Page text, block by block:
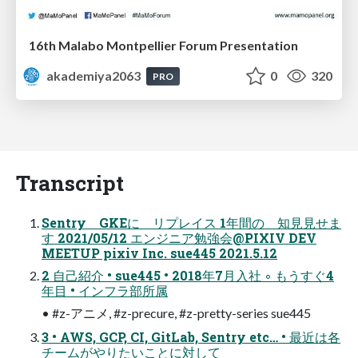
16th Malabo Montpellier Forum Presentation
akademiya2063
PRO 0 320
Transcript
Sentry GKEに リプレイス 1年間の 知見見せま
す 2021/05/12 エンジニア勉強会@PIXIV DEV
MEETUP pixiv Inc. sue445 2021.5.12
2 自己紹介 • sue445 • 2018年7月入社 ◦ もうすぐ4
年目 • インフラ部所属
• #z-アニメ, #z-precure, #z-pretty-series sue445
3 • AWS, GCP, CI, GitLab, Sentry etc… • 最近は各
チームがやりたいことに対して